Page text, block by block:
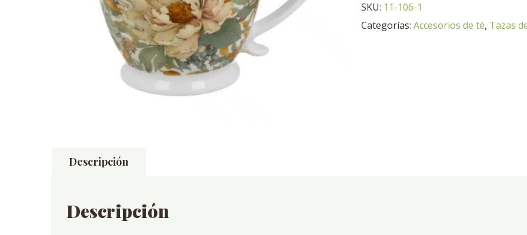
filtro
y
SKU: 11-106-1
Categorías: Accesorios de té, Tazas
Descripción
Descripción